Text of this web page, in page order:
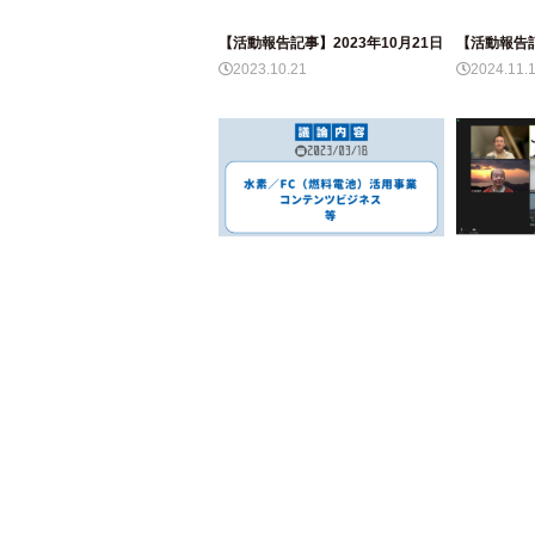
【活動報告記事】2023年10月21日
2023.10.21
【活動報